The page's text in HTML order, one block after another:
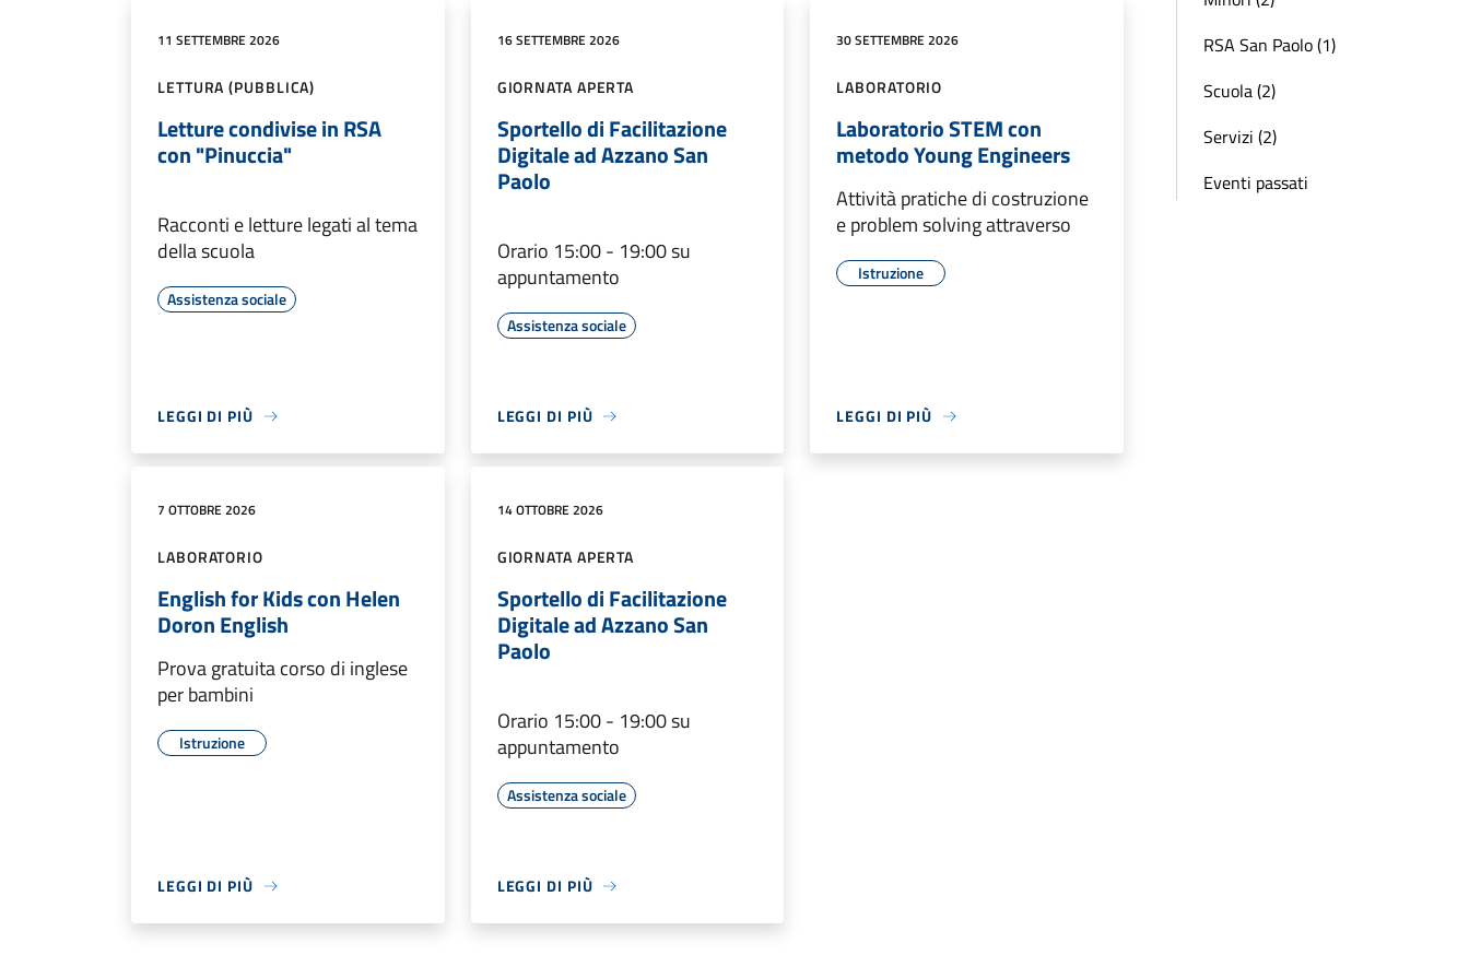
11 SETTEMBRE 2026
LETTURA (PUBBLICA)
Letture condivise in RSA
con "Pinuccia"
Racconti e letture legati al tema
della scuola
Assistenza sociale
LEGGI DI PIÙ
16 SETTEMBRE 2026
GIORNATA APERTA
Sportello di Facilitazione
Digitale ad Azzano San
Paolo
Orario 15:00 - 19:00 su
appuntamento
Assistenza sociale
LEGGI DI PIÙ
30 SETTEMBRE 2026
LABORATORIO
Laboratorio STEM con
metodo Young Engineers
Attività pratiche di costruzione
e problem solving attraverso
Istruzione
LEGGI DI PIÙ
7 OTTOBRE 2026
LABORATORIO
English for Kids con Helen
Doron English
Prova gratuita corso di inglese
per bambini
Istruzione
LEGGI DI PIÙ
14 OTTOBRE 2026
GIORNATA APERTA
Sportello di Facilitazione
Digitale ad Azzano San
Paolo
Orario 15:00 - 19:00 su
appuntamento
Assistenza sociale
LEGGI DI PIÙ
RSA San Paolo (1)
Scuola (2)
Servizi (2)
Eventi passati